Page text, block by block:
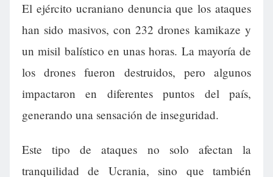
El ejército ucraniano denuncia que los ataques
han sido masivos, con 232 drones kamikaze y
un misil balístico en unas horas. La mayoría de
los drones fueron destruidos, pero algunos
impactaron en diferentes puntos del país,
generando una sensación de inseguridad.
Este tipo de ataques no solo afectan la
tranquilidad de Ucrania, sino que también